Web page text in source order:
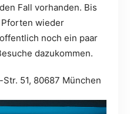
Fall vorhanden. Bis
Pforten wieder
noch ein paar
dazukommen.
51, 80687 München